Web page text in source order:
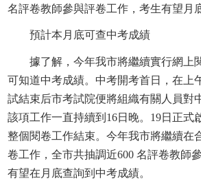
名評卷教師參與評卷工作，考生有望月
預計本月底可查中考成績
據了解，今年我市將繼續實行網上
可知道中考成績。中考開考首日，在上
試結束后市考試院便將組織有關人員對
該項工作一直持續到16日晚。19日正式
整個閱卷工作結束。今年我市將繼續在
卷工作，全市共抽調近600 名評卷教師
有望在月底查詢到中考成績。